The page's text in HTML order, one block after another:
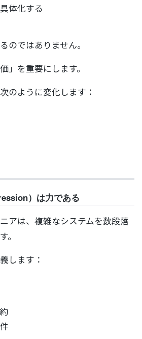
体化する
のではありません。
」を重要にします。
のように変化します：
）は力である
アは、複雑なシステムを数段落
。
します：